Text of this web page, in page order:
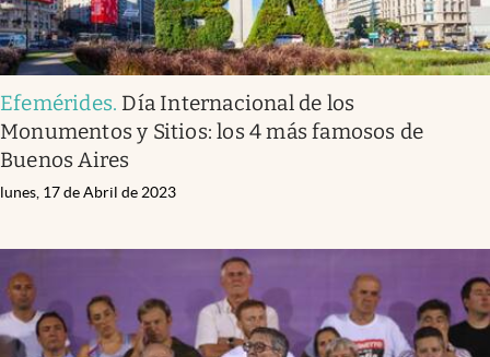
Efemérides. Día Internacional de los
Monumentos y Sitios: los 4 más famosos de
Buenos Aires
lunes, 17 de Abril de 2023